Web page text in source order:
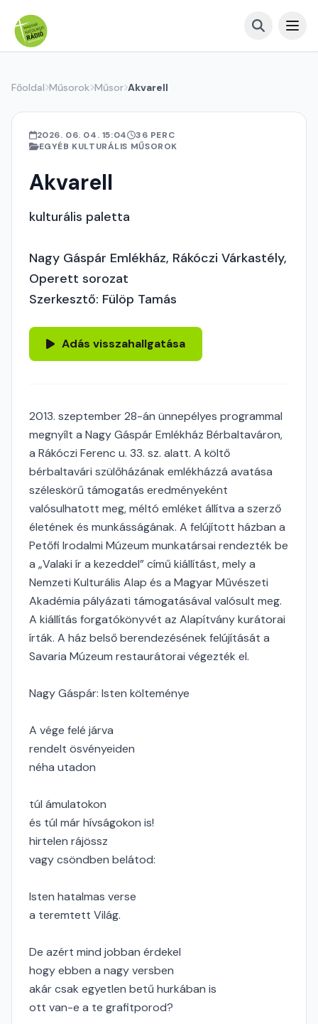
Főoldal Műsorok Műsor Akvarell
2026. 06. 04. 15:04
36 PERC
EGYÉB KULTURÁLIS MŰSOROK
Akvarell
kulturális paletta
Nagy Gáspár Emlékház, Rákóczi Várkastély,
Operett sorozat
Szerkesztő: Fülöp Tamás
Adás visszahallgatása
2013. szeptember 28-án ünnepélyes programmal
megnyílt a Nagy Gáspár Emlékház Bérbaltaváron,
a Rákóczi Ferenc u. 33. sz. alatt. A költő
bérbaltavári szülőházának emlékházzá avatása
széleskörű támogatás eredményeként
valósulhatott meg, méltó emléket állítva a szerző
életének és munkásságának. A felújított házban a
Petőfi Irodalmi Múzeum munkatársai rendezték be
a „Valaki ír a kezeddel” című kiállítást, mely a
Nemzeti Kulturális Alap és a Magyar Művészeti
Akadémia pályázati támogatásával valósult meg.
A kiállítás forgatókönyvét az Alapítvány kurátorai
írták. A ház belső berendezésének felújítását a
Savaria Múzeum restaurátorai végezték el.
Nagy Gáspár: Isten költeménye
A vége felé járva
rendelt ösvényeiden
néha utadon
túl ámulatokon
és túl már hívságokon is!
hirtelen rájössz
vagy csöndben belátod:
Isten hatalmas verse
a teremtett Világ.
De azért mind jobban érdekel
hogy ebben a nagy versben
akár csak egyetlen betű hurkában is
ott van-e a te grafitporod?